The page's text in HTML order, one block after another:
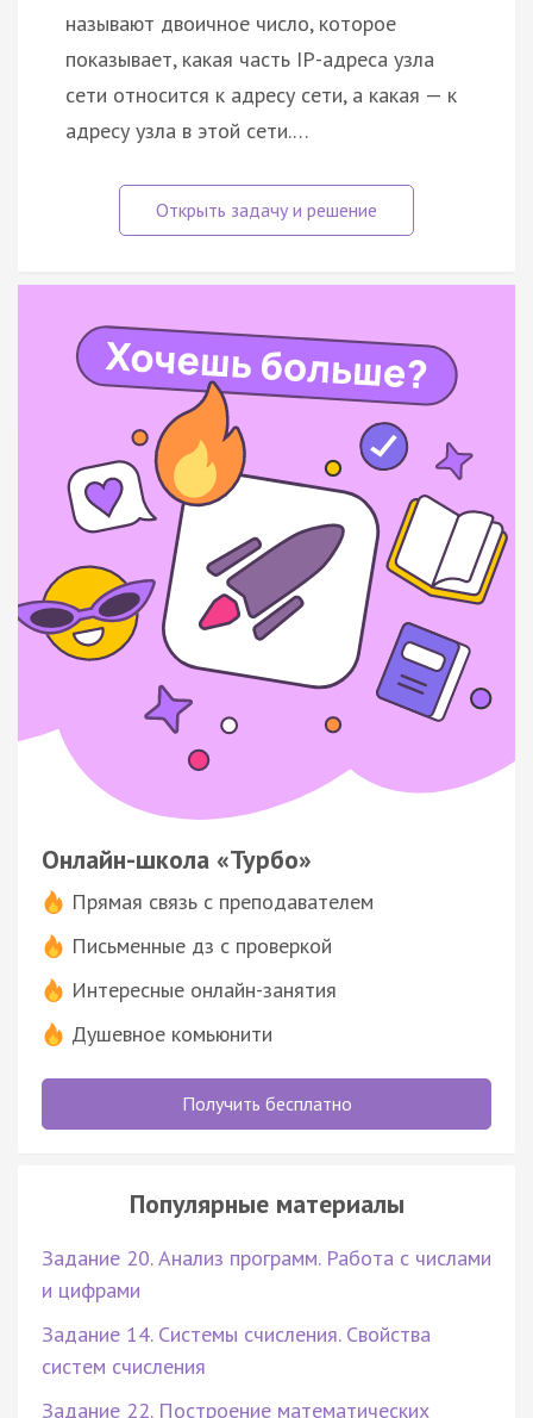
называют двоичное число, которое
показывает, какая часть IP-адреса узла
сети относится к адресу сети, а какая — к
адресу узла в этой сети.…
Онлайн-школа «Турбо»
Прямая связь с преподавателем
Письменные дз с проверкой
Интересные онлайн-занятия
Душевное комьюнити
Получить бесплатно
Популярные материалы
Задание 20. Анализ программ. Работа с числами
и цифрами
Задание 14. Системы счисления. Свойства
систем счисления
Задание 22. Построение математических